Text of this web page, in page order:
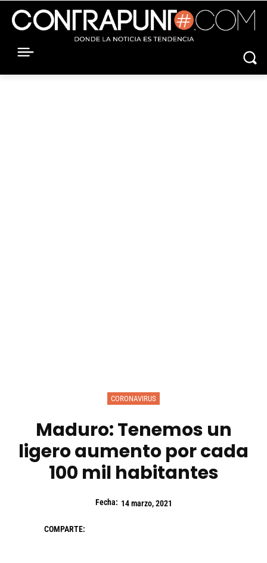
CORONAVIRUS
Maduro: Tenemos un
ligero aumento por cada
100 mil habitantes
Fecha: 14 marzo, 2021
COMPARTE: